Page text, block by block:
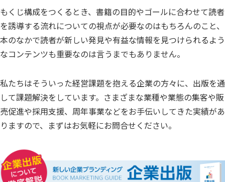
もくじ構成をつくるとき、書籍の目的やゴールに合わせて読者
を誘導する流れについての視点が必要なのはもちろんのこと、
本のなかで読者が新しい発見や有益な情報を見つけられるよう
なコンテンツも重要なのは言うまでもありません。
私たちはそういった経営課題を抱える企業の方々に、出版を通
して課題解決をしています。さまざまな業種や業態の集客や販
売促進や採用支援、周年事業などをお手伝いしてきた実績があ
りますので、まずはお気軽にお問合せください。